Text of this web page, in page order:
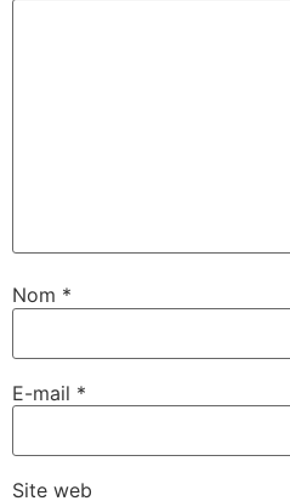
Nom *
E-mail *
Site web